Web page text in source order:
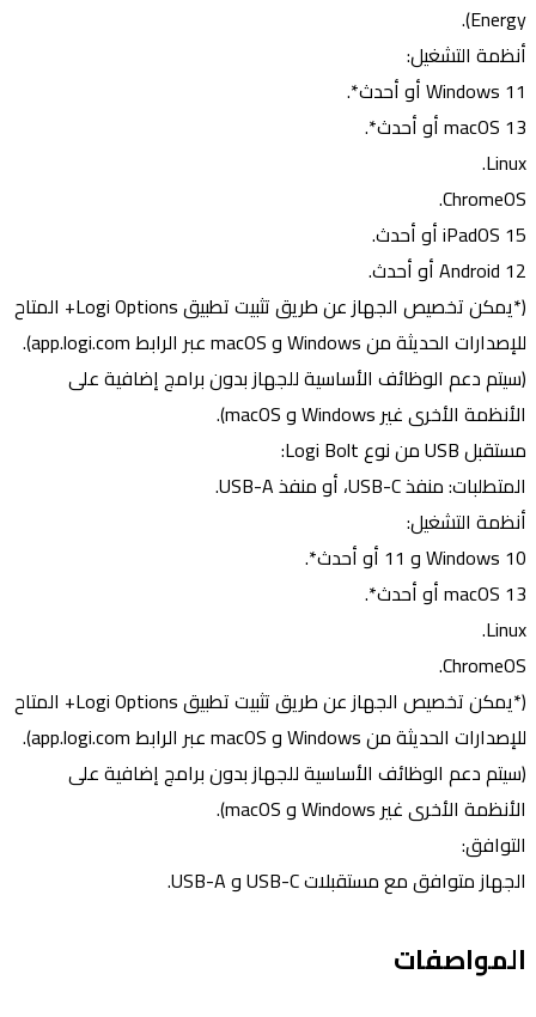
Energy).
أنظمة التشغيل:
Windows 11 أو أحدث*.
macOS 13 أو أحدث*.
Linux.
ChromeOS.
iPadOS 15 أو أحدث.
Android 12 أو أحدث.
(*يمكن تخصيص الجهاز عن طريق تثبيت تطبيق Logi Options+ المتاح
للإصدارات الحديثة من Windows و macOS عبر الرابط app.logi.com).
(سيتم دعم الوظائف الأساسية للجهاز بدون برامج إضافية على
الأنظمة الأخرى غير Windows و macOS).
مستقبل USB من نوع Logi Bolt:
المتطلبات: منفذ USB-C، أو منفذ USB-A.
أنظمة التشغيل:
Windows 10 و 11 أو أحدث*.
macOS 13 أو أحدث*.
Linux.
ChromeOS.
(*يمكن تخصيص الجهاز عن طريق تثبيت تطبيق Logi Options+ المتاح
للإصدارات الحديثة من Windows و macOS عبر الرابط app.logi.com).
(سيتم دعم الوظائف الأساسية للجهاز بدون برامج إضافية على
الأنظمة الأخرى غير Windows و macOS).
التوافق:
الجهاز متوافق مع مستقبلات USB-C و USB-A.
المواصفات